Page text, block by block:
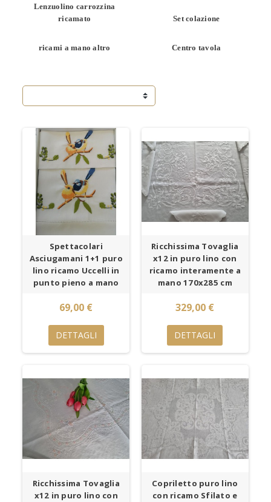
Lenzuolino carrozzina
ricamato
Set colazione
ricami a mano altro Centro tavola
Spettacolari
Asciugamani 1+1 puro
lino ricamo Uccelli in
punto pieno a mano
69,00 €
DETTAGLI
Ricchissima Tovaglia
x12 in puro lino con
ricamo interamente a
mano 170x285 cm
329,00 €
DETTAGLI
Ricchissima Tovaglia
x12 in puro lino con
Copriletto puro lino
con ricamo Sfilato e